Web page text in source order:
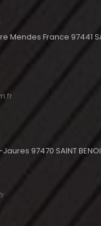
Mendes France 97441
97470 SAINT